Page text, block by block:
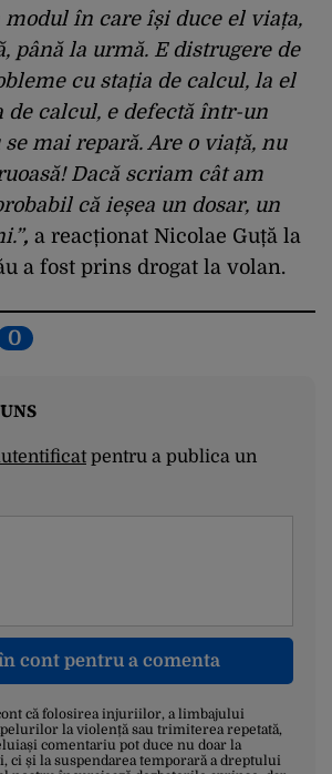
în care își duce el viața,
până la urmă. E distrugere de
cu stația de calcul, la el
de calcul, e defectă într-un
mai repară. Are o viață, nu
Dacă scriam cât am
că ieșea un dosar, un
, a reacționat Nicolae Guță la
a fost prins drogat la volan.
0
pentru a publica un
cont pentru a comenta
că folosirea injuriilor, a limbajului
la violență sau trimiterea repetată,
comentariu pot duce nu doar la
ci și la suspendarea temporară a dreptului